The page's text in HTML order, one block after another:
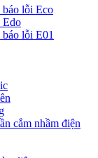
lỗi Eco
Edo
lỗi E01
cắm nhầm điện